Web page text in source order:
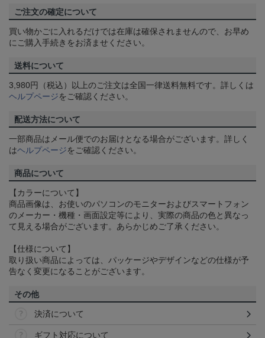
ご注文の確定について
買い物かごに入れるだけでは在庫は確保されませんので、お早め
にご購入手続きをお済ませください。
送料について
3,980円（税込）以上のご注文は全国一律送料無料です。詳しくは
ヘルプページをご確認ください。
配送方法について
一部商品はメール便でのお届けとなる場合がございます。詳しく
はヘルプページをご確認ください。
商品について
【カラーについて】
商品画像は、お使いのパソコンのモニターおよびスマートフォン
のメーカー・機種・画面設定等により、実際の商品の色と異なっ
て見える場合がございます。あらかじめご了承ください。
【仕様について】
取り扱い商品によっては、パッケージやデザインなどの仕様が予
告なく変更になることがございます。
その他
決済について
ギフト対応について